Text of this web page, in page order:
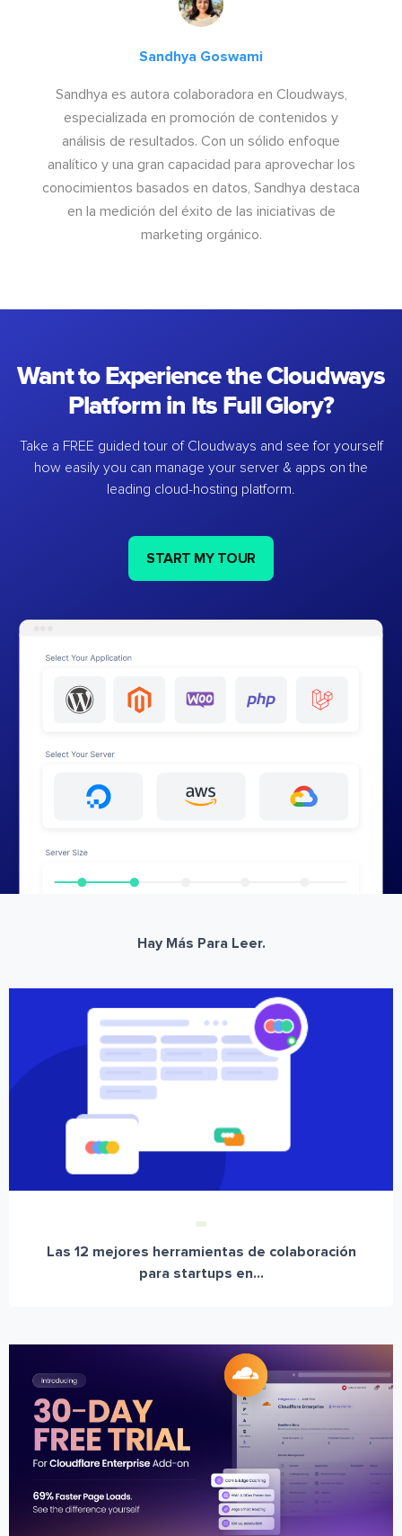
Sandhya Goswami
Sandhya es autora colaboradora en Cloudways,
especializada en promoción de contenidos y
análisis de resultados. Con un sólido enfoque
analítico y una gran capacidad para aprovechar los
conocimientos basados en datos, Sandhya destaca
en la medición del éxito de las iniciativas de
marketing orgánico.
Want to Experience the Cloudways
Platform in Its Full Glory?
Take a FREE guided tour of Cloudways and see for yourself
how easily you can manage your server & apps on the
leading cloud-hosting platform.
START MY TOUR
Hay Más Para Leer.
Las 12 mejores herramientas de colaboración
para startups en...